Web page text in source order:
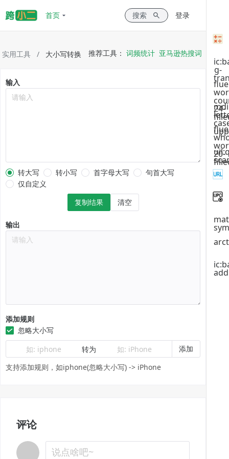
首页 搜索 登录
实用工具 / 大小写转换 推荐工具： 词频统计 亚马逊热搜词
输入
请输入
转大写 转小写 首字母大写
句首大写
仅自定义
复制结果
清空
输出
请输入
添加规则
忽略大小写
如: iphone
转为 如: iPhone
添加
支持添加规则，如iphone(忽略大小写) -> iPhone
评论
说点啥吧~
g-
24-
20-
add